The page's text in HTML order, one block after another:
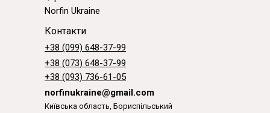
Norfin Ukraine
Контакти
Київська область, Бориспільський
+38 (099) 648-37-99
norfinukraine@gmail.com
+38 (073) 648-37-99
+38 (093) 736-61-05